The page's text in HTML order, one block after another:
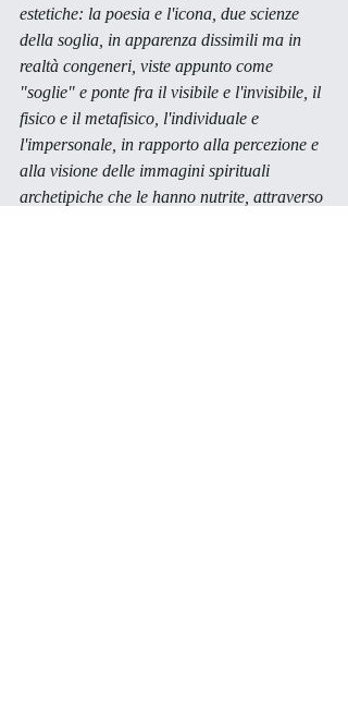
estetiche: la poesia e l'icona, due scienze
della soglia, in apparenza dissimili ma in
realtà congeneri, viste appunto come
"soglie" e ponte fra il visibile e l'invisibile, il
fisico e il metafisico, l'individuale e
l'impersonale, in rapporto alla percezione e
alla visione delle immagini spirituali
archetipiche che le hanno nutrite, attraverso